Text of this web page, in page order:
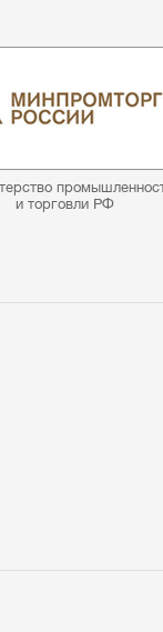
и торговли РФ